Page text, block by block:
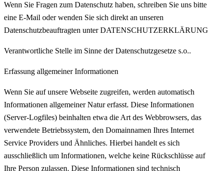
Wenn Sie Fragen zum Datenschutz haben, schreiben Sie uns bitte
eine E-Mail oder wenden Sie sich direkt an unseren
Datenschutzbeauftragten unter DATENSCHUTZERKLÄRUNG
Verantwortliche Stelle im Sinne der Datenschutzgesetze s.o..
Erfassung allgemeiner Informationen
Wenn Sie auf unsere Webseite zugreifen, werden automatisch
Informationen allgemeiner Natur erfasst. Diese Informationen
(Server-Logfiles) beinhalten etwa die Art des Webbrowsers, das
verwendete Betriebssystem, den Domainnamen Ihres Internet
Service Providers und Ähnliches. Hierbei handelt es sich
ausschließlich um Informationen, welche keine Rückschlüsse auf
Ihre Person zulassen. Diese Informationen sind technisch